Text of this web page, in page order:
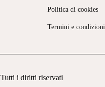
Politica di cookies
Termini e condizioni
Tutti i diritti riservati